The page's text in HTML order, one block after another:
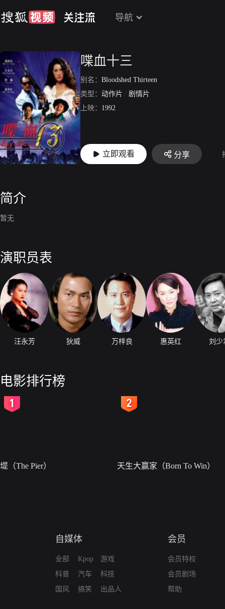
导航
喋血十三
别名： Bloodshed Thirteen
类型： 动作片 / 剧情片
上映： 1992
立即观看 分享
简介
暂无
演职员表
汪永芳 狄威 万梓良 惠英红 刘少
电影排行榜
堤（The Pier） 天生大赢家（Born To Win）
自媒体
全部
科普
国风
Kpop
汽车
搞笑
游戏
科技
出品人
会员
会员特权
会员剧场
帮助